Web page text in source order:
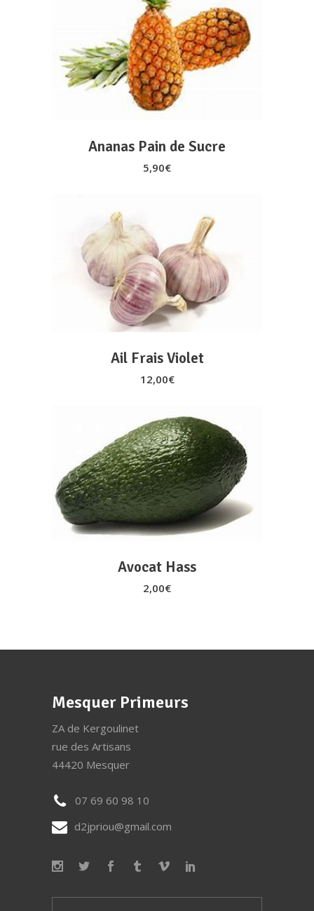
AJOUTER AU PANIER
Ananas Pain de Sucre
5,90€
AJOUTER AU PANIER
Ail Frais Violet
12,00€
AJOUTER AU PANIER
Avocat Hass
2,00€
Mesquer Primeurs
ZA de Kergoulinet
rue des Artisans
44420 Mesquer
07 69 60 98 10
d2jpriou@gmail.com